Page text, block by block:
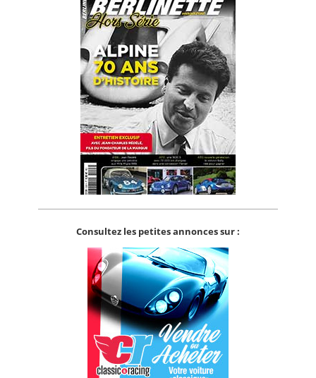
Consultez les petites annonces sur :